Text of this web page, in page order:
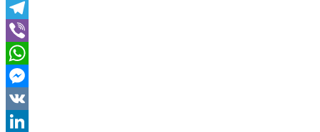
X
Telegram
Viber
WhatsApp
Messenger
VK